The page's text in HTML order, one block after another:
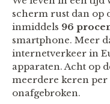
scherm rust dan op
inmiddels 96
smartphone. Meer
internetverkeer in
apparaten. Acht op
meerdere keren
onafgebroken.